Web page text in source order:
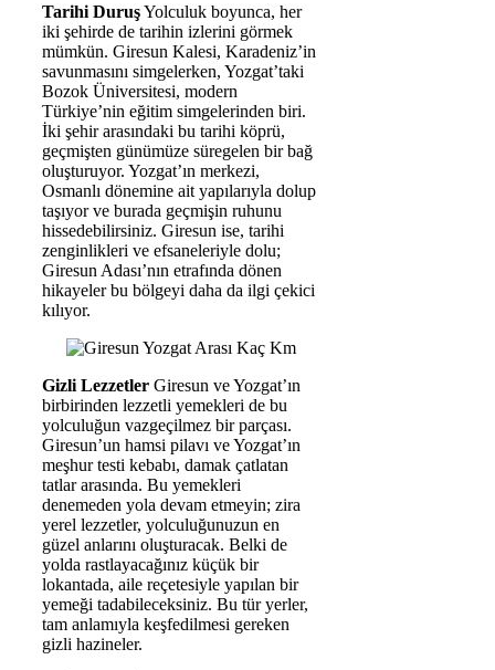
Tarihi DuruşYolculuk boyunca, her
iki şehirde de tarihin izlerini görmek
mümkün. Giresun Kalesi, Karadeniz’in
savunmasını simgelerken, Yozgat’taki
Bozok Üniversitesi, modern
Türkiye’nin eğitim simgelerinden biri.
İki şehir arasındaki bu tarihi köprü,
geçmişten günümüze süregelen bir bağ
oluşturuyor. Yozgat’ın merkezi,
Osmanlı dönemine ait yapılarıyla dolup
taşıyor ve burada geçmişin ruhunu
hissedebilirsiniz. Giresun ise, tarihi
zenginlikleri ve efsaneleriyle dolu;
Giresun Adası’nın etrafında dönen
hikayeler bu bölgeyi daha da ilgi çekici
kılıyor.
Gizli Lezzetler Giresun ve Yozgat’ın
birbirinden lezzetli yemekleri de bu
yolculuğun vazgeçilmez bir parçası.
Giresun’un hamsi pilavı ve Yozgat’ın
meşhur testi kebabı, damak çatlatan
tatlar arasında. Bu yemekleri
denemeden yola devam etmeyin; zira
yerel lezzetler, yolculuğunuzun en
güzel anlarını oluşturacak. Belki de
yolda rastlayacağınız küçük bir
lokantada, aile reçetesiyle yapılan bir
yemeği tadabileceksiniz. Bu tür yerler,
tam anlamıyla keşfedilmesi gereken
gizli hazineler.